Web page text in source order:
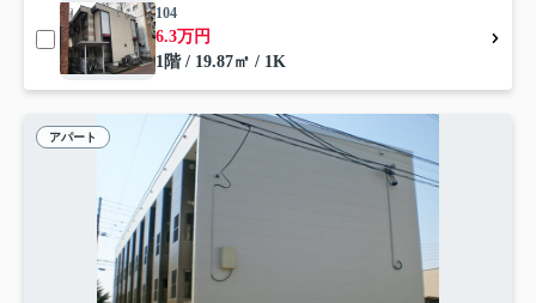
104
6.3万円
1階 / 19.87㎡ / 1K
アパート